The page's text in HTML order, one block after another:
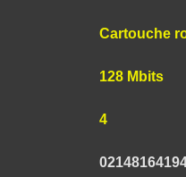
Cartouche
128 Mbits
4